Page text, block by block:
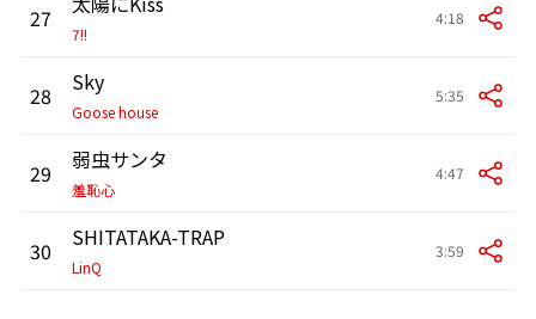
27
7!!
4:18
28 Sky
Goose house
5:35
29 弱虫サンタ
羞恥心
4:47
30 SHITATAKA-TRAP
LinQ
3:59